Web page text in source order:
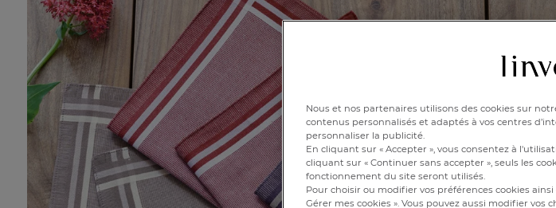
Nous et nos partenaires utilisons des cookies sur
contenus personnalisés et adaptés à vos centres
personnaliser la publicité.
En cliquant sur « Accepter », vous consentez à
cliquant sur « Continuer sans accepter », seuls les
fonctionnement du site seront utilisés.
Pour choisir ou modifier vos préférences cookies
Gérer mes cookies ». Vous pouvez aussi modifier